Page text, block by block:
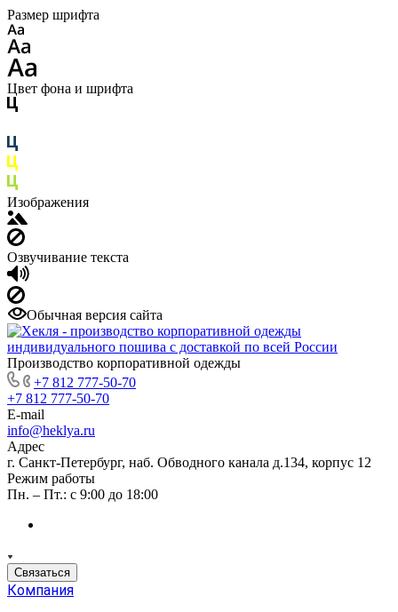
Размер шрифта
Цвет фона и шрифта
Изображения
Озвучивание текста
Обычная версия сайта
Производство корпоративной одежды
+7 812 777-50-70
+7 812 777-50-70
E-mail
info@heklya.ru
Адрес
г. Санкт-Петербург, наб. Обводного канала д.134, корпус 12
Режим работы
Пн. – Пт.: с 9:00 до 18:00
Связаться
Компания